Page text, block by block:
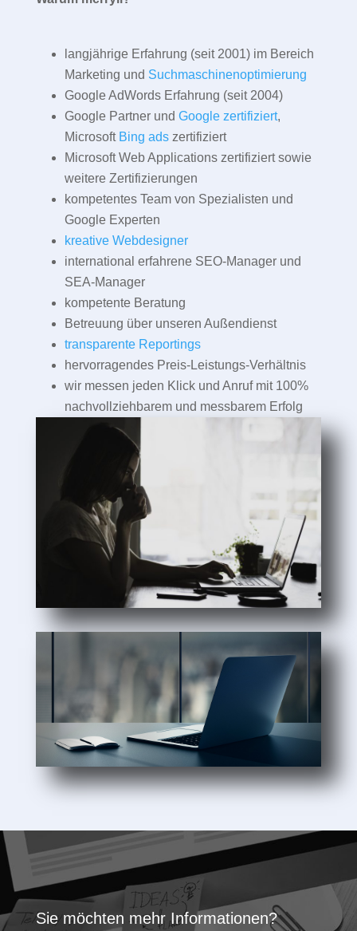
langjährige Erfahrung (seit 2001) im Bereich
Marketing und Suchmaschinenoptimierung
Google AdWords Erfahrung (seit 2004)
Google Partner und Google zertifiziert,
Microsoft Bing adszertifiziert
Microsoft Web Applications zertifiziert sowie
weitere Zertifizierungen
kompetentes Team von Spezialisten und
Google Experten
kreative Webdesigner
international erfahrene SEO-Manager und
SEA-Manager
kompetente Beratung
Betreuung über unseren Außendienst
transparente Reportings
hervorragendes Preis-Leistungs-Verhältnis
wir messen jeden Klick und Anruf mit 100%
nachvollziehbarem und messbarem Erfolg
Sie möchten mehr Informationen?